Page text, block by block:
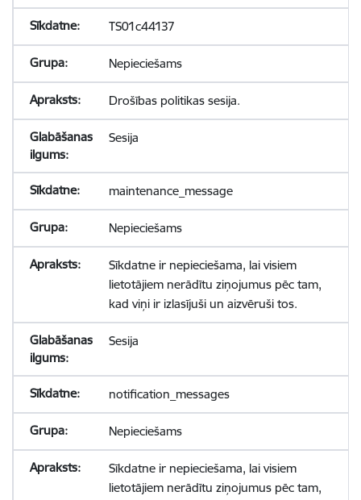
TS01c44137
Nepieciešams
Drošības politikas sesija.
Sesija
maintenance_message
Nepieciešams
Sīkdatne ir nepieciešama, lai visiem
lietotājiem nerādītu ziņojumus pēc tam,
kad viņi ir izlasījuši un aizvēruši tos.
Sesija
notification_messages
Nepieciešams
Sīkdatne ir nepieciešama, lai visiem
lietotājiem nerādītu ziņojumus pēc tam,